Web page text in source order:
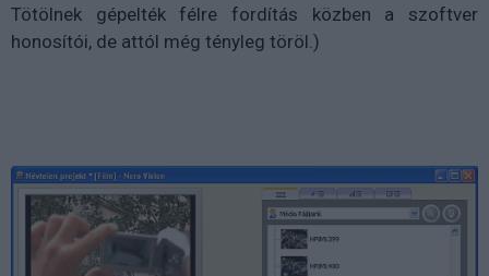
Tötölnek gépelték félre fordítás közben a szoftver
honosítói, de attól még tényleg töröl.)